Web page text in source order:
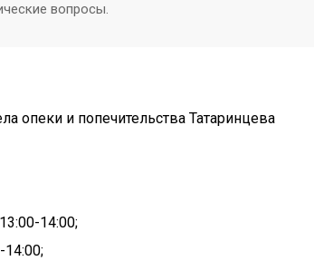
вопросы.
опеки и попечительства Татаринцева
14:00;
14:00;